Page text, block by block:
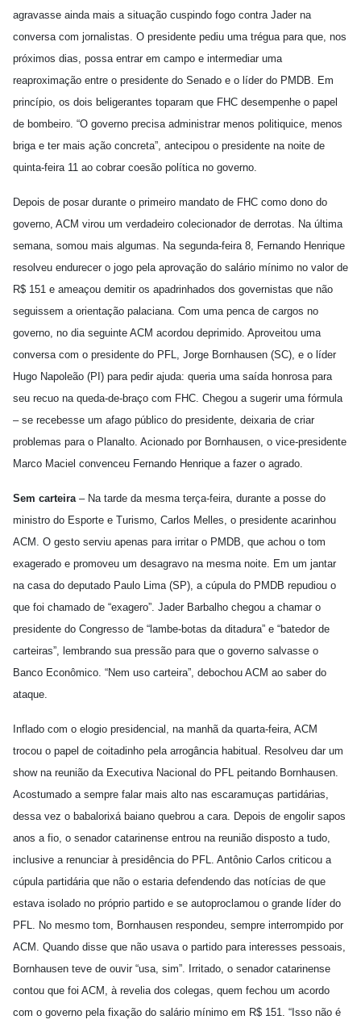
agravasse ainda mais a situação cuspindo fogo contra Jader na
conversa com jornalistas. O presidente pediu uma trégua para que, nos
próximos dias, possa entrar em campo e intermediar uma
reaproximação entre o presidente do Senado e o líder do PMDB. Em
princípio, os dois beligerantes toparam que FHC desempenhe o papel
de bombeiro. “O governo precisa administrar menos politiquice, menos
briga e ter mais ação concreta”, antecipou o presidente na noite de
quinta-feira 11 ao cobrar coesão política no governo.
Depois de posar durante o primeiro mandato de FHC como dono do
governo, ACM virou um verdadeiro colecionador de derrotas. Na última
semana, somou mais algumas. Na segunda-feira 8, Fernando Henrique
resolveu endurecer o jogo pela aprovação do salário mínimo no valor de
R$ 151 e ameaçou demitir os apadrinhados dos governistas que não
seguissem a orientação palaciana. Com uma penca de cargos no
governo, no dia seguinte ACM acordou deprimido. Aproveitou uma
conversa com o presidente do PFL, Jorge Bornhausen (SC), e o líder
Hugo Napoleão (PI) para pedir ajuda: queria uma saída honrosa para
seu recuo na queda-de-braço com FHC. Chegou a sugerir uma fórmula
– se recebesse um afago público do presidente, deixaria de criar
problemas para o Planalto. Acionado por Bornhausen, o vice-presidente
Marco Maciel convenceu Fernando Henrique a fazer o agrado.
Sem carteira– Na tarde da mesma terça-feira, durante a posse do
ministro do Esporte e Turismo, Carlos Melles, o presidente acarinhou
ACM. O gesto serviu apenas para irritar o PMDB, que achou o tom
exagerado e promoveu um desagravo na mesma noite. Em um jantar
na casa do deputado Paulo Lima (SP), a cúpula do PMDB repudiou o
que foi chamado de “exagero”. Jader Barbalho chegou a chamar o
presidente do Congresso de “lambe-botas da ditadura” e “batedor de
carteiras”, lembrando sua pressão para que o governo salvasse o
Banco Econômico. “Nem uso carteira”, debochou ACM ao saber do
ataque.
Inflado com o elogio presidencial, na manhã da quarta-feira, ACM
trocou o papel de coitadinho pela arrogância habitual. Resolveu dar um
show na reunião da Executiva Nacional do PFL peitando Bornhausen.
Acostumado a sempre falar mais alto nas escaramuças partidárias,
dessa vez o babalorixá baiano quebrou a cara. Depois de engolir sapos
anos a fio, o senador catarinense entrou na reunião disposto a tudo,
inclusive a renunciar à presidência do PFL. Antônio Carlos criticou a
cúpula partidária que não o estaria defendendo das notícias de que
estava isolado no próprio partido e se autoproclamou o grande líder do
PFL. No mesmo tom, Bornhausen respondeu, sempre interrompido por
ACM. Quando disse que não usava o partido para interesses pessoais,
Bornhausen teve de ouvir “usa, sim”. Irritado, o senador catarinense
contou que foi ACM, à revelia dos colegas, quem fechou um acordo
com o governo pela fixação do salário mínimo em R$ 151. “Isso não é